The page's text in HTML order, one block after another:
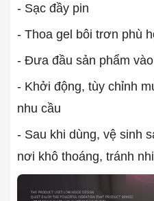
- Sạc đầy pin
- Thoa gel bôi trơn phù
- Đưa đầu sản phẩm
- Khởi động, tùy chỉnh
nhu cầu
- Sau khi dùng, vệ sinh
nơi khô thoáng, tránh